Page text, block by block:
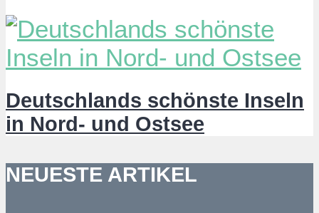
Deutschlands schönste Inseln
in Nord- und Ostsee
NEUESTE ARTIKEL